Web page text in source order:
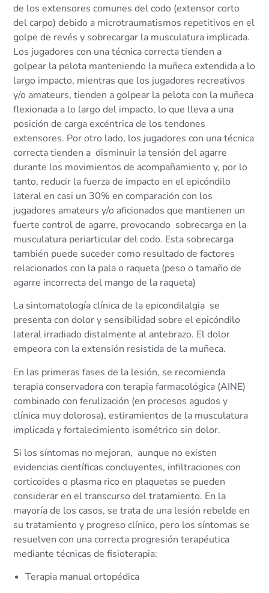
de los extensores comunes del codo (extensor corto
del carpo) debido a microtraumatismos repetitivos en el
golpe de revés y sobrecargar la musculatura implicada.
Los jugadores con una técnica correcta tienden a
golpear la pelota manteniendo la muñeca extendida a lo
largo impacto, mientras que los jugadores recreativos
y/o amateurs, tienden a golpear la pelota con la muñeca
flexionada a lo largo del impacto, lo que lleva a una
posición de carga excéntrica de los tendones
extensores. Por otro lado, los jugadores con una técnica
correcta tienden a disminuir la tensión del agarre
durante los movimientos de acompañamiento y, por lo
tanto, reducir la fuerza de impacto en el epicóndilo
lateral en casi un 30% en comparación con los
jugadores amateurs y/o aficionados que mantienen un
fuerte control de agarre, provocando sobrecarga en la
musculatura periarticular del codo. Esta sobrecarga
también puede suceder como resultado de factores
relacionados con la pala o raqueta (peso o tamaño de
agarre incorrecta del mango de la raqueta)
La sintomatología clínica de la epicondilalgia se
presenta con dolor y sensibilidad sobre el epicóndilo
lateral irradiado distalmente al antebrazo. El dolor
empeora con la extensión resistida de la muñeca.
En las primeras fases de la lesión, se recomienda
terapia conservadora con terapia farmacológica (AINE)
combinado con ferulización (en procesos agudos y
clínica muy dolorosa), estiramientos de la musculatura
implicada y fortalecimiento isométrico sin dolor.
Si los síntomas no mejoran, aunque no existen
evidencias científicas concluyentes, infiltraciones con
corticoides o plasma rico en plaquetas se pueden
considerar en el transcurso del tratamiento. En la
mayoría de los casos, se trata de una lesión rebelde en
su tratamiento y progreso clínico, pero los síntomas se
resuelven con una correcta progresión terapéutica
mediante técnicas de fisioterapia:
Terapia manual ortopédica